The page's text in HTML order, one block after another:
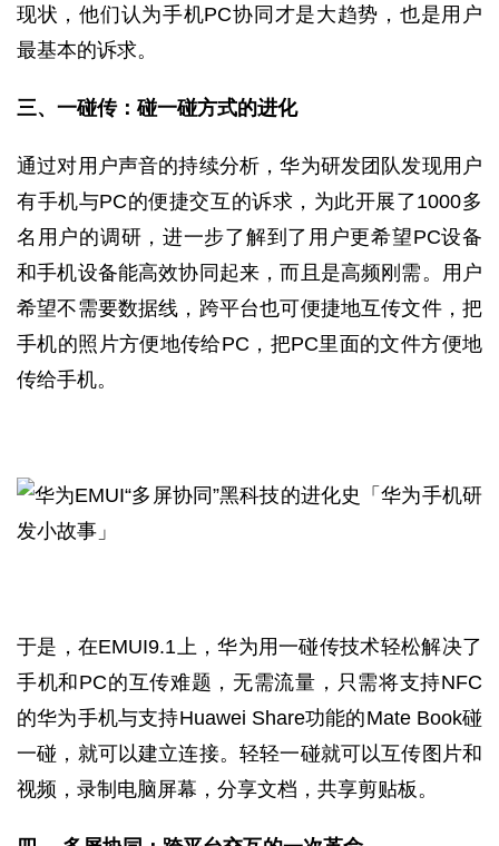
现状，他们认为手机PC协同才是大趋势，也是用户
最基本的诉求。
三、一碰传：碰一碰方式的进化
通过对用户声音的持续分析，华为研发团队发现用户
有手机与PC的便捷交互的诉求，为此开展了1000多
名用户的调研，进一步了解到了用户更希望PC设备
和手机设备能高效协同起来，而且是高频刚需。用户
希望不需要数据线，跨平台也可便捷地互传文件，把
手机的照片方便地传给PC，把PC里面的文件方便地
传给手机。
于是，在EMUI9.1上，华为用一碰传技术轻松解决了
手机和PC的互传难题，无需流量，只需将支持NFC
的华为手机与支持Huawei Share功能的Mate Book碰
一碰，就可以建立连接。轻轻一碰就可以互传图片和
视频，录制电脑屏幕，分享文档，共享剪贴板。